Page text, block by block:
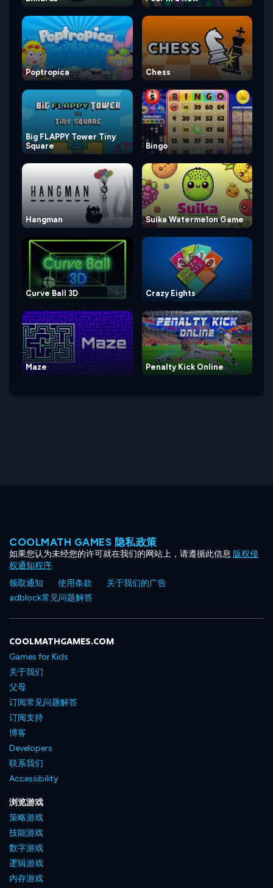
Poptropica Chess
Big FLAPPY Tower Tiny
Square
Bingo
Hangman Suika Watermelon Game
Curve Ball 3D Crazy Eights
Maze Penalty Kick Online
COOLMATH GAMES 隐私政策
如果您认为未经您的许可就在我们的网站上，请遵循此信息版权侵
权通知程序.
领取通知
使用条款
关于我们的广告
adblock常见问题解答
COOLMATHGAMES.COM
Games for Kids
关于我们
父母
订阅常见问题解答
订阅支持
博客
Developers
联系我们
Accessibility
浏览游戏
策略游戏
技能游戏
数字游戏
逻辑游戏
内存游戏